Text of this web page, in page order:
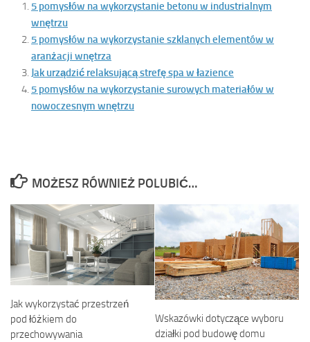
5 pomysłów na wykorzystanie betonu w industrialnym
wnętrzu
5 pomysłów na wykorzystanie szklanych elementów w
aranżacji wnętrza
Jak urządzić relaksującą strefę spa w łazience
5 pomysłów na wykorzystanie surowych materiałów w
nowoczesnym wnętrzu
MOŻESZ RÓWNIEŻ POLUBIĆ…
Jak wykorzystać przestrzeń
pod łóżkiem do
przechowywania
Wskazówki dotyczące wyboru
działki pod budowę domu